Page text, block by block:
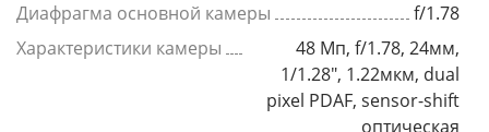
Диафрагма основной камеры
f/1.78
Характеристики камеры
48 Мп, f/1.78, 24мм,
1/1.28", 1.22мкм, dual
pixel PDAF, sensor-shift
оптическая